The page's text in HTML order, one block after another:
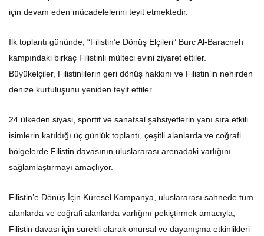
için devam eden mücadelelerini teyit etmektedir.
İlk toplantı gününde, “Filistin’e Dönüş Elçileri” Burc Al-Baracneh
kampındaki birkaç Filistinli mülteci evini ziyaret ettiler.
Büyükelçiler, Filistinlilerin geri dönüş hakkını ve Filistin’in nehirden
denize kurtuluşunu yeniden teyit ettiler.
24 ülkeden siyasi, sportif ve sanatsal şahsiyetlerin yanı sıra etkili
isimlerin katıldığı üç günlük toplantı, çeşitli alanlarda ve coğrafi
bölgelerde Filistin davasının uluslararası arenadaki varlığını
sağlamlaştırmayı amaçlıyor.
Filistin’e Dönüş İçin Küresel Kampanya, uluslararası sahnede tüm
alanlarda ve coğrafi alanlarda varlığını pekiştirmek amacıyla,
Filistin davası için sürekli olarak onursal ve dayanışma etkinlikleri